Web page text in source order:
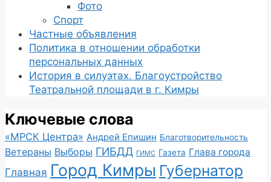
Фото
Спорт
Частные объявления
Политика в отношении обработки
персональных данных
История в силуэтах. Благоустройство
Театральной площади в г. Кимры
Ключевые слова
«МРСК Центра» Андрей Епишин Благотворительность
Ветераны Выборы ГИБДД ГИМС Газета Глава города
Главная Город Кимры Губернатор